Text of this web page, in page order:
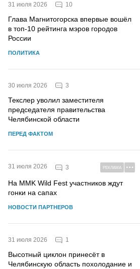
31 июля 2026 10
Глава Магнитогорска впервые вошёл
в топ-10 рейтинга мэров городов
России
ПОЛИТИКА
30 июля 2026 3
Текслер уволил заместителя
председателя правительства
Челябинской области
ПЕРЕД ФАКТОМ
31 июля 2026 3 РЕКЛАМА
На MMK Wild Fest участников ждут
гонки на сапах
НОВОСТИ ПАРТНЕРОВ
31 июля 2026 1
Высотный циклон принесёт в
Челябинскую область похолодание и